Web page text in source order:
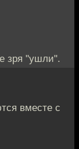
зря "ушли".
вместе с